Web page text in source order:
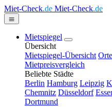
Miet-Check.de Miet-Check.de
Mietspiegel
Übersicht
Mietspiegel-Übersicht
Mietpreisvergleich
Beliebte Städte
Berlin Hamburg Leipzig
Chemnitz Düsseldorf
Dortmund